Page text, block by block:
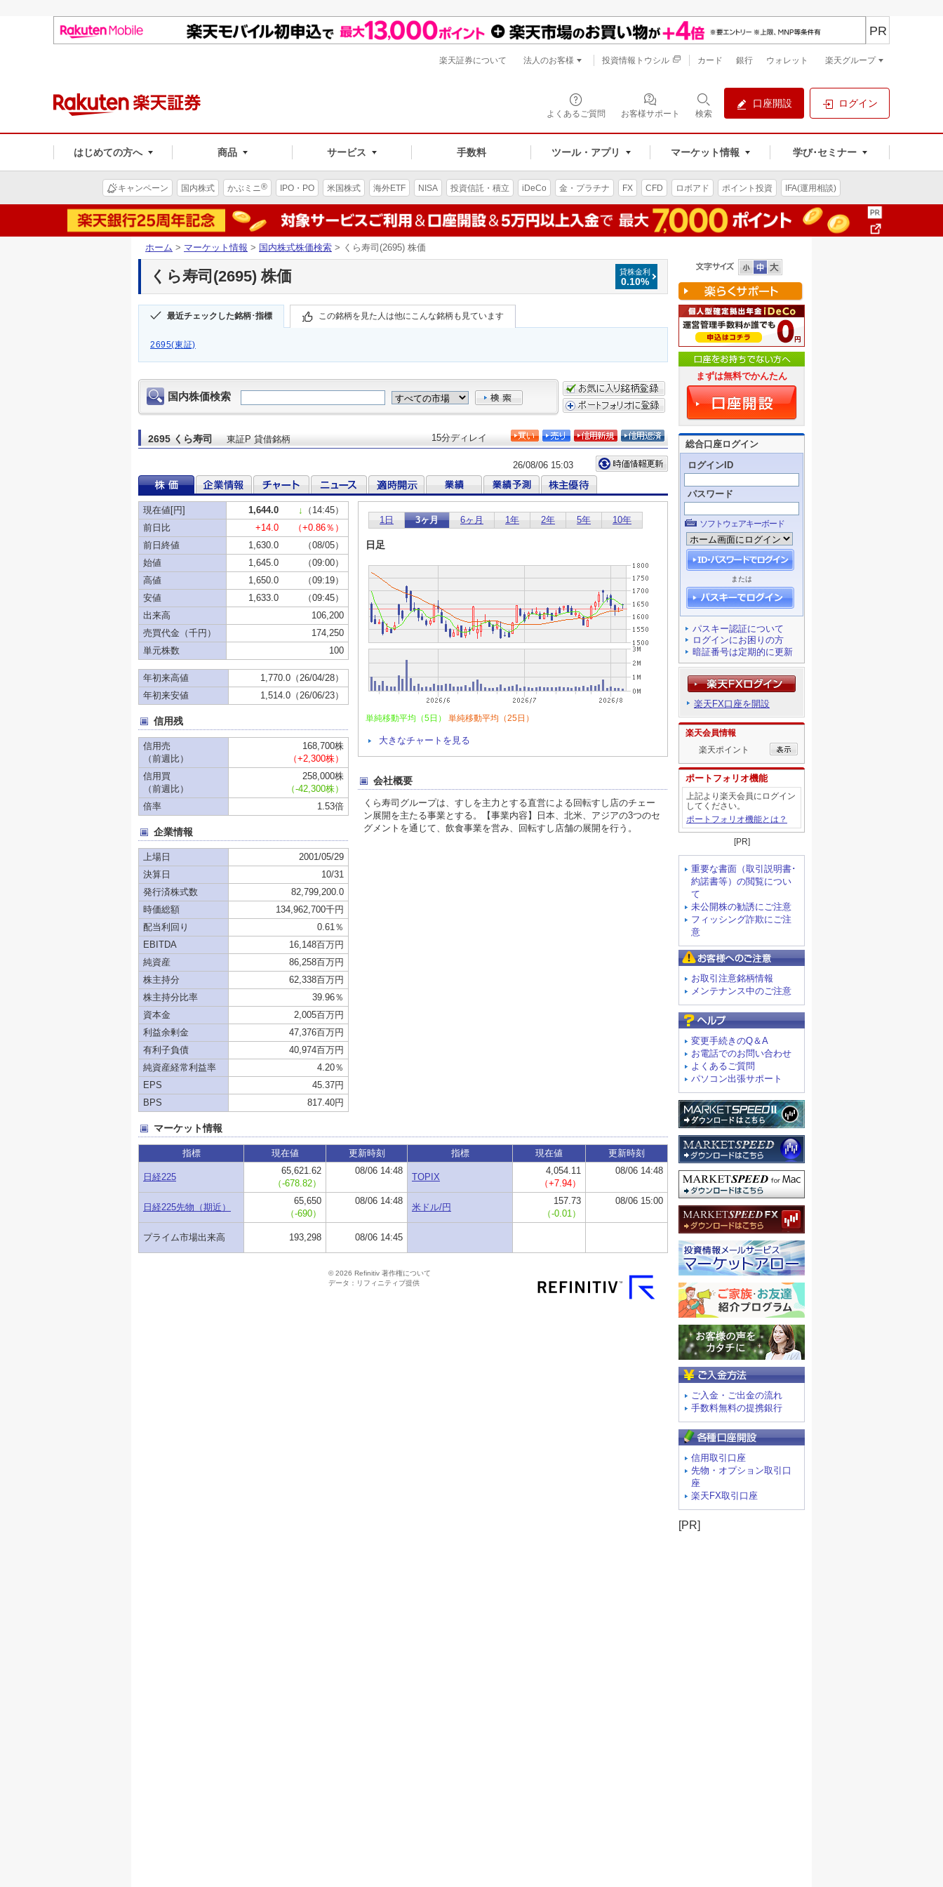
よくあるご質問 お客様サポート 検索
口座開設 ログイン
はじめての方へ 商品 サービス 手数料 ツール・アプリ マーケット情報 学び･セミナー
PR
楽天証券について 法人のお客様 投資情報トウシル カード 銀行 ウォレット 楽天グループ
キャンペーン 国内株式 かぶミニ® IPO・PO 米国株式 海外ETF NISA 投資信託・積立 iDeCo 金・プラチナ FX CFD ロボアド ポイント投資 IFA(運用相談)
ホーム > マーケット情報 > 国内株式株価検索 > くら寿司(2695) 株価
貸株金利
0.10%
くら寿司(2695) 株価
最近チェックした銘柄･指標 この銘柄を見た人は他にこんな銘柄も見ています
2695(東証)
まずは無料でかんたん
総合口座ログイン
ログインID
パスワード
ソフトウェアキーボード
または
パスキー認証について
ログインにお困りの方
暗証番号は定期的に更新
楽天FX口座を開設
楽天会員情報
楽天ポイント
ポートフォリオ機能
上記より楽天会員にログイン
してください。
ポートフォリオ機能とは？
[PR]
重要な書面（取引説明書･
約諾書等）の閲覧につい
て
未公開株の勧誘にご注意
フィッシング詐欺にご注
意
お取引注意銘柄情報
メンテナンス中のご注意
変更手続きのQ＆A
お電話でのお問い合わせ
よくあるご質問
パソコン出張サポート
ご入金・ご出金の流れ
手数料無料の提携銀行
信用取引口座
先物・オプション取引口
座
楽天FX取引口座
[PR]